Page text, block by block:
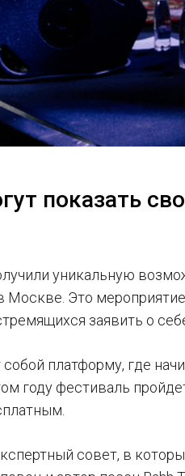
показать
уникальную
Это
заявить о
платформу, где
году фестиваль
совет, в